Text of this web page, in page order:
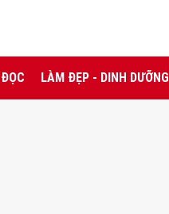
LÀM ĐẸP - DINH DƯỠNG